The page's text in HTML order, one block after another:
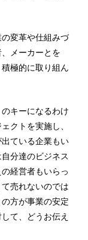
の変革や仕組みづ
メーカーとを
極的に取り組ん
キーになるわけ
クトを実施し、
ている企業もい
分達のビジネス
経営者もいらっ
売れないのでは
方が事業の安定
て、どうお伝え